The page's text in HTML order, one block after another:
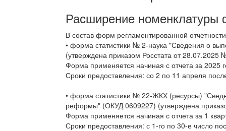
Расширение номенклатуры
В состав форм регламентированной
• форма статистики № 2-наука "Сведения о
(утверждена приказом Росстата от 28.07.2025
Форма применяется начиная с отчета за 2025
Сроки предоставления: со 2 по 11 апреля
• форма статистики № 22-ЖКХ (ресурсы)
реформы" (ОКУД 0609227) (утверждена
Форма применяется начиная с отчета за 1
Сроки предоставления: с 1-го по 30-е число